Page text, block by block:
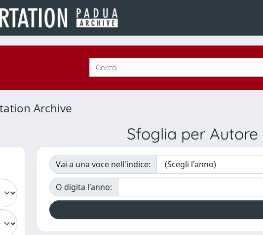
Archive
Sfoglia per Autore
Vai a una voce nell'indice:
O digita l'anno: